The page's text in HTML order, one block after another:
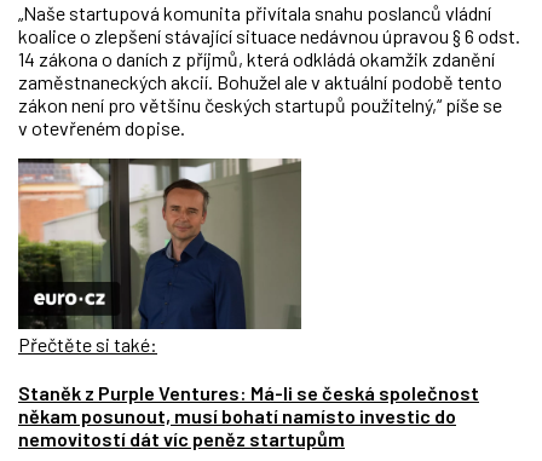
„Naše startupová komunita přivítala snahu poslanců vládní
koalice o zlepšení stávající situace nedávnou úpravou § 6 odst.
14 zákona o daních z příjmů, která odkládá okamžik zdanění
zaměstnaneckých akcií. Bohužel ale v aktuální podobě tento
zákon není pro většinu českých startupů použitelný,“ píše se
v otevřeném dopise.
Přečtěte si také:
Staněk z Purple Ventures: Má-li se česká společnost
někam posunout, musí bohatí namísto investic do
nemovitostí dát víc peněz startupům